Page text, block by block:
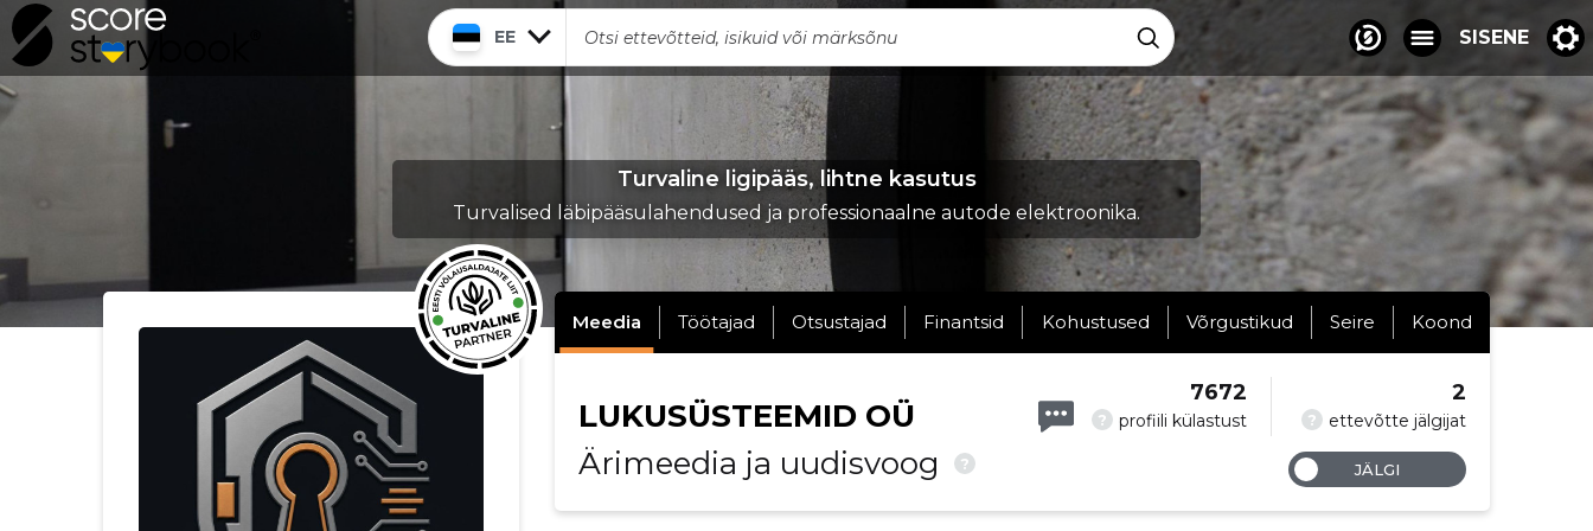
EE SISENE
Turvaline ligipääs, lihtne kasutus
Turvalised läbipääsulahendused ja professionaalne autode elektroonika.
Meedia Töötajad Otsustajad Finantsid Kohustused Võrgustikud Seire Koond
LUKUSÜSTEEMID OÜ
Ärimeedia ja uudisvoog
?
? profiili külastust
7672
? ettevõtte jälgijat
2
JÄLGI